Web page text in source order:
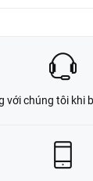
với chúng tôi khi